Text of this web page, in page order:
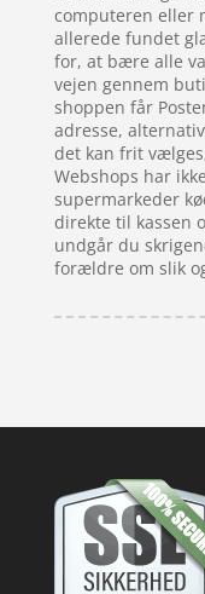
computeren eller
allerede fundet
for, at bære alle
vejen gennem
shoppen får
adresse,
det kan frit
Webshops har
supermarkeder
direkte til kassen
undgår du
forældre om slik